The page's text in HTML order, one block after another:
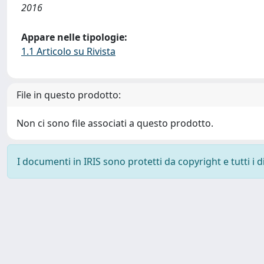
2016
Appare nelle tipologie:
1.1 Articolo su Rivista
File in questo prodotto:
Non ci sono file associati a questo prodotto.
I documenti in IRIS sono protetti da copyright e tutti i